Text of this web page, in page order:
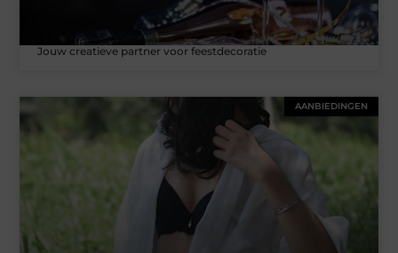
Jouw creatieve partner voor feestdecoratie
AANBIEDINGEN